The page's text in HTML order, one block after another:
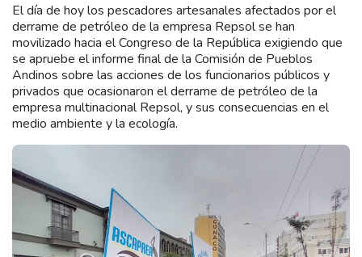
El día de hoy los pescadores artesanales afectados por el
derrame de petróleo de la empresa Repsol se han
movilizado hacia el Congreso de la República exigiendo que
se apruebe el informe final de la Comisión de Pueblos
Andinos sobre las acciones de los funcionarios públicos y
privados que ocasionaron el derrame de petróleo de la
empresa multinacional Repsol, y sus consecuencias en el
medio ambiente y la ecología.